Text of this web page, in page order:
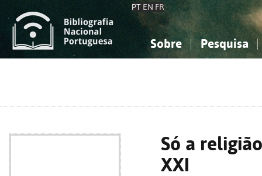
PT EN FR
Sobre Pesquisa
Só a
XXI